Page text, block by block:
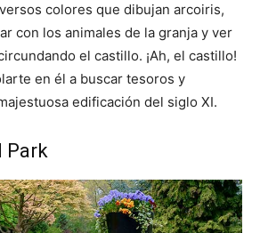
colores que dibujan arcoiris,
con los animales de la granja y ver
el castillo. ¡Ah, el castillo!
en él a buscar tesoros y
edificación del siglo XI.
Park